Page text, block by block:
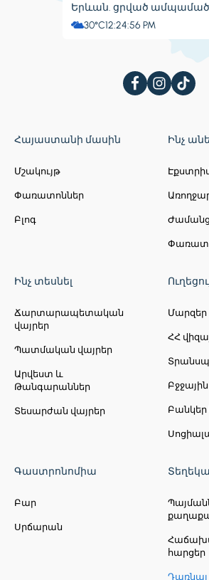
Երևան. ցրված
30°C12:24:57 PM
Հայաստանի մասին
Մշակույթ
Փառատոններ
Բլոգ
Ինչ
Ժամանց
Ինչ տեսնել
Ճարտարապետական
վայրեր
Պատմական վայրեր
Արվեստ և
Թանգարաններ
Տեսարժան վայրեր
Մարզեր
ՀՀ
Բանկեր
Գաստրոնոմիա
Բար
Սրճարան
հարցեր
Դառնալ